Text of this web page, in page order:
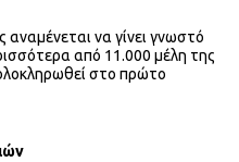
αναμένεται να γίνει γνωστό
από 11.000 μέλη της
στο πρώτο